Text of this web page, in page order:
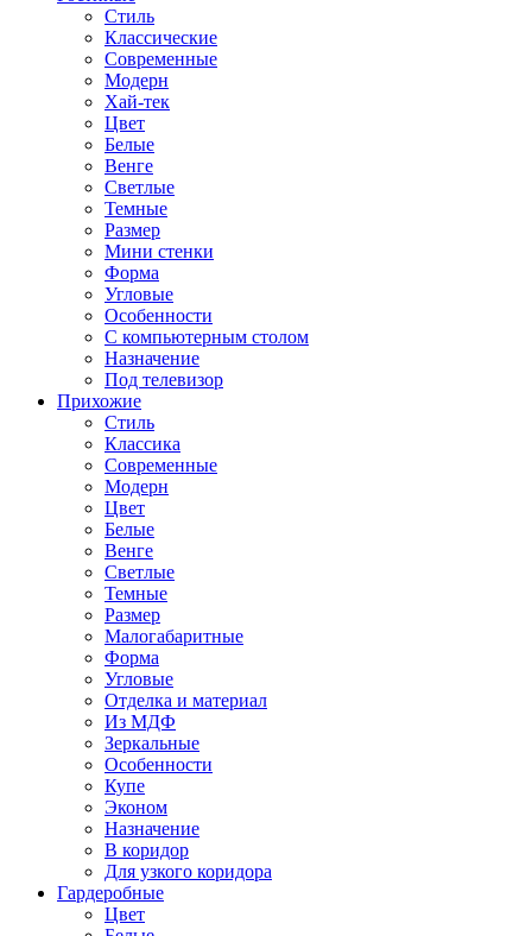
Стиль
Классические
Современные
Модерн
Хай-тек
Цвет
Белые
Венге
Светлые
Темные
Размер
Мини стенки
Форма
Угловые
Особенности
С компьютерным столом
Назначение
Под телевизор
Прихожие
Стиль
Классика
Современные
Модерн
Цвет
Белые
Венге
Светлые
Темные
Размер
Малогабаритные
Форма
Угловые
Отделка и материал
Из МДФ
Зеркальные
Особенности
Купе
Эконом
Назначение
В коридор
Для узкого коридора
Гардеробные
Цвет